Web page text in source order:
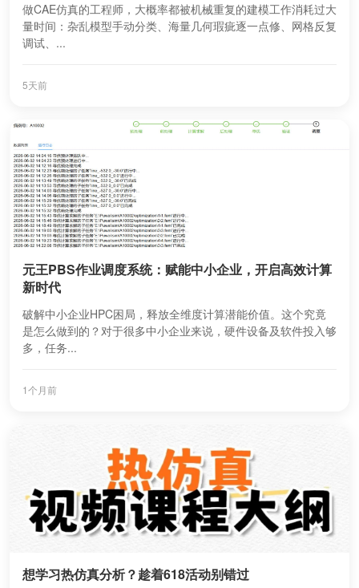
做CAE仿真的工程师，大概率都被机械重复的建模工作消耗过大
量时间：杂乱模型手动分类、海量几何瑕疵逐一点修、网格反复
调试、...
5天前
元王PBS作业调度系统：赋能中小企业，开启高效计算
新时代
破解中小企业HPC困局，释放全维度计算潜能价值。这个究竟
是怎么做到的？对于很多中小企业来说，硬件设备及软件投入够
多，任务...
1个月前
想学习热仿真分析？趁着618活动别错过